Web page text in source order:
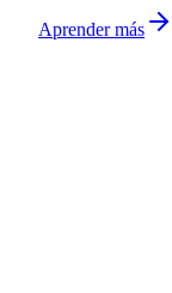
Aprender más